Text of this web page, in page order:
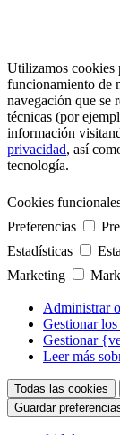
Utilizamos cookies
funcionamiento de
navegación que se
técnicas (por
información
privacidad, así
tecnología.
Cookies
Preferencias
Estadísticas
Marketing
Administrar
Gestionar
Gestionar
Leer más
Todas las cookies
Guardar